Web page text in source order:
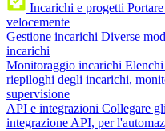
Incarichi e progetti
velocemente
Gestione incarichi Diverse
incarichi
Monitoraggio incarichi
riepiloghi degli incarichi,
supervisione
API e integrazioni Collegare
integrazione API, per